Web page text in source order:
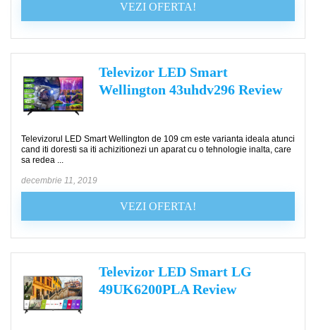
VEZI OFERTA!
Televizor LED Smart
Wellington 43uhdv296 Review
Televizorul LED Smart Wellington de 109 cm este varianta ideala atunci
cand iti doresti sa iti achizitionezi un aparat cu o tehnologie inalta, care
sa redea ...
decembrie 11, 2019
VEZI OFERTA!
Televizor LED Smart LG
49UK6200PLA Review